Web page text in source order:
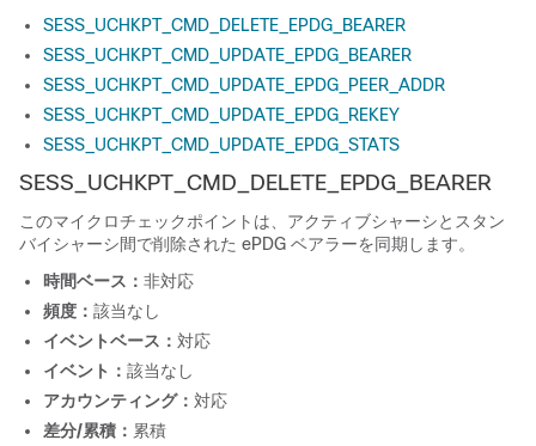
SESS_UCHKPT_CMD_DELETE_EPDG_BEARER
SESS_UCHKPT_CMD_UPDATE_EPDG_BEARER
SESS_UCHKPT_CMD_UPDATE_EPDG_PEER_ADDR
SESS_UCHKPT_CMD_UPDATE_EPDG_REKEY
SESS_UCHKPT_CMD_UPDATE_EPDG_STATS
SESS_UCHKPT_CMD_DELETE_EPDG_BEARER
このマイクロチェックポイントは、アクティブシャーシとスタン
バイシャーシ間で削除された ePDG ベアラーを同期します。
時間ベース： 非対応
頻度： 該当なし
イベントベース： 対応
イベント： 該当なし
アカウンティング： 対応
差分/累積： 累積